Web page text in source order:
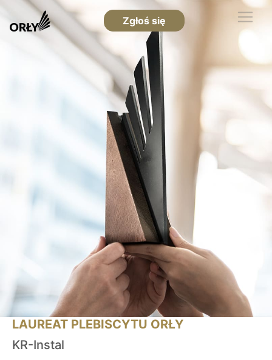
Zgłoś się
LAUREAT PLEBISCYTU ORŁY
KR-Instal